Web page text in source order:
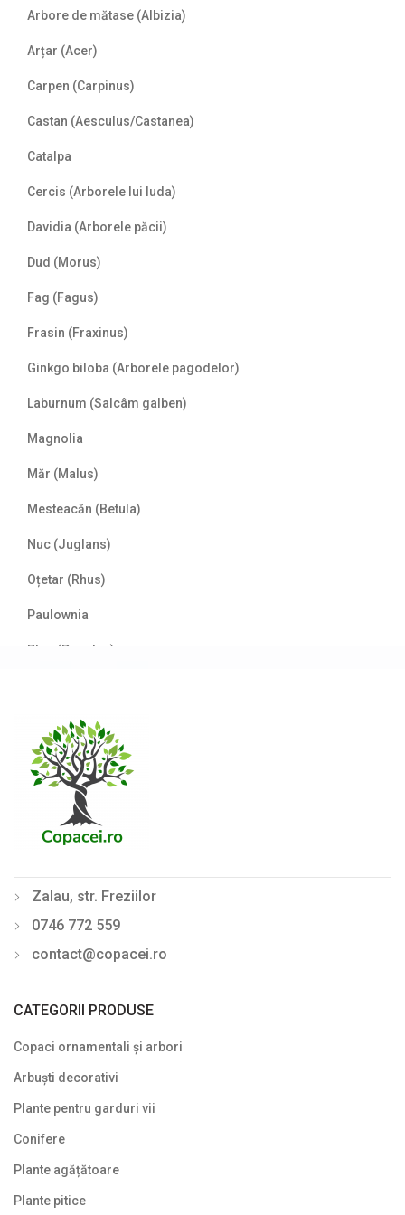
Arbore de mătase (Albizia)
Arțar (Acer)
Carpen (Carpinus)
Castan (Aesculus/Castanea)
Catalpa
Cercis (Arborele lui Iuda)
Davidia (Arborele păcii)
Dud (Morus)
Fag (Fagus)
Frasin (Fraxinus)
Ginkgo biloba (Arborele pagodelor)
Laburnum (Salcâm galben)
Magnolia
Măr (Malus)
Mesteacăn (Betula)
Nuc (Juglans)
Oțetar (Rhus)
Paulownia
Plop (Populus)
Salcâm (Robinia)
Salcie (Salix)
Stejar (Quercus)
Tei (Tilia)
Din nou pe stoc
Gard viu veșnic verde
Ierburi ornamentale
Lavoare
Mobilier de grădină
Noutăți
Plante agățătoare
Zalau, str. Freziilor
0746 772 559
contact@copacei.ro
CATEGORII PRODUSE
Copaci ornamentali și arbori
Arbuști decorativi
Plante pentru garduri vii
Conifere
Plante agățătoare
Plante pitice